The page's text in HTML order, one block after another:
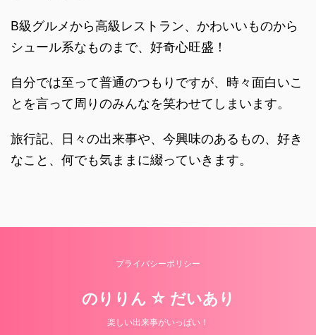
B級グルメから高級レストラン、かわいいものから
シュール系なものまで、好奇心旺盛！
自分では至って普通のつもりですが、時々面白いこ
とを言って周りのみんなを笑わせてしまいます。
旅行記、日々の出来事や、今興味のあるもの、好き
なこと、何でも気ままに綴っていきます。
プライバシーポリシー
のりりん ☆ だいあり
楽しい出来事がいっぱい！